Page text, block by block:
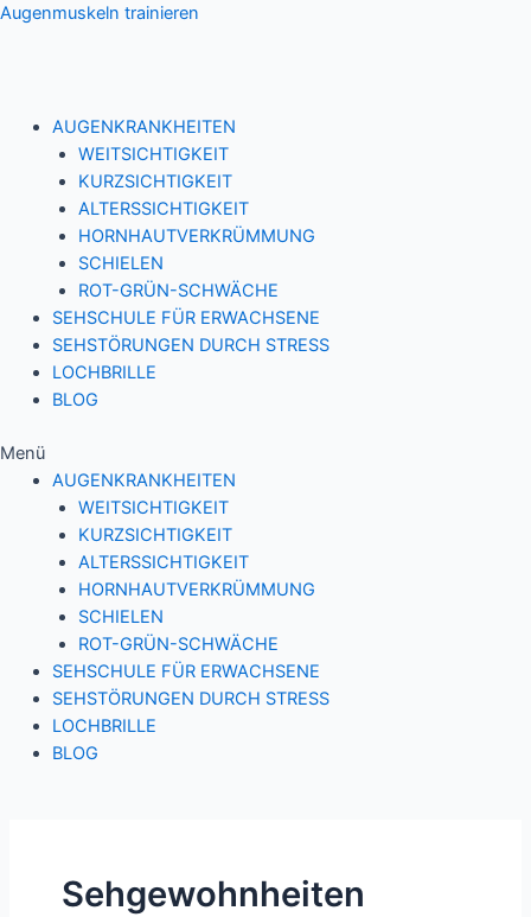
Zum
Augenmuskeln trainieren
AUGENKRANKHEITEN
WEITSICHTIGKEIT
KURZSICHTIGKEIT
ALTERSSICHTIGKEIT
HORNHAUTVERKRÜMMUNG
SCHIELEN
ROT-GRÜN-SCHWÄCHE
SEHSCHULE FÜR ERWACHSENE
SEHSTÖRUNGEN DURCH STRESS
LOCHBRILLE
BLOG
Menü
AUGENKRANKHEITEN
WEITSICHTIGKEIT
KURZSICHTIGKEIT
ALTERSSICHTIGKEIT
HORNHAUTVERKRÜMMUNG
SCHIELEN
ROT-GRÜN-SCHWÄCHE
SEHSCHULE FÜR ERWACHSENE
SEHSTÖRUNGEN DURCH STRESS
LOCHBRILLE
BLOG
Sehgewohnheiten